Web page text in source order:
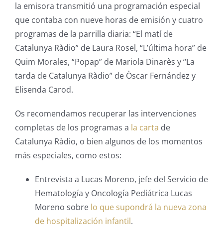
la emisora ​​transmitió una programación especial
que contaba con nueve horas de emisión y cuatro
programas de la parrilla diaria: “El matí de
Catalunya Ràdio” de Laura Rosel, “L’última hora” de
Quim Morales, “Popap” de Mariola Dinarès y “La
tarda de Catalunya Ràdio” de Òscar Fernández y
Elisenda Carod.
Os recomendamos recuperar las intervenciones
completas de los programas a la carta de
Catalunya Ràdio, o bien algunos de los momentos
más especiales, como estos:
Entrevista a Lucas Moreno, jefe del Servicio de
Hematología y Oncología Pediátrica Lucas
Moreno sobre lo que supondrá la nueva zona
de hospitalización infantil.